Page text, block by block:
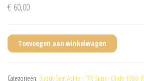
€ 60,00
Toevoegen aan winkelwagen
Categorieën: Buddy Seat Achter, FXR Super Glide 1986-